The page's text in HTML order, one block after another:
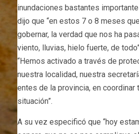
inundaciones bastantes
dijo que “en estos 7 o 8 meses
gobernar, la verdad que nos ha
viento, lluvias, hielo fuerte, de
“Hemos activado a través de
nuestra localidad, nuestra
entes de la provincia, en coordinar
situación”.
A su vez especificó que “hoy